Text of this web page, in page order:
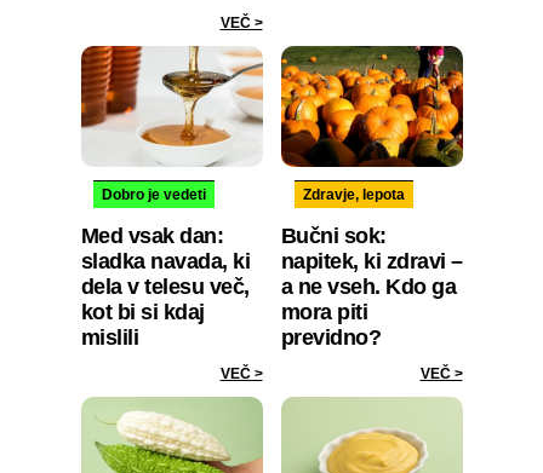
VEČ >
Dobro je vedeti
Med vsak dan:
sladka navada, ki
dela v telesu več,
kot bi si kdaj
mislili
VEČ >
Zdravje, lepota
Bučni sok:
napitek, ki zdravi –
a ne vseh. Kdo ga
mora piti
previdno?
VEČ >